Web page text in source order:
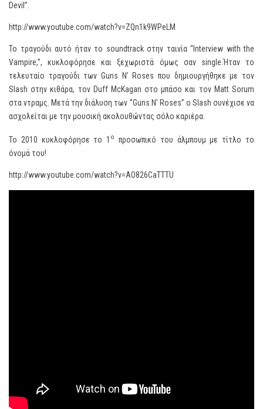
Devil”.
http://www.youtube.com/watch?v=ZQn1k9WPeLM
Το τραγούδι αυτό ήταν το soundtrack στην ταινία “Interview with the
Vampire,”, κυκλοφόρησε και ξεχωριστά όμως σαν single.Ήταν το
τελευταίο τραγούδι των Guns N’ Roses που δημιουργήθηκε με τον
Slash στην κιθάρα, τον Duff McKagan στο μπάσο και τον Matt Sorum
στα ντραμς. Μετά την διάλυση των ‘’Guns N’ Roses’’ ο Slash συνέχισε να
ασχολείται με την μουσική ακολουθώντας σόλο καριέρα.
Το 2010 κυκλοφόρησε το 1 ο προσωπικό του άλμπουμ με τίτλο το
όνομά του!
http://www.youtube.com/watch?v=AO826CaTTTU